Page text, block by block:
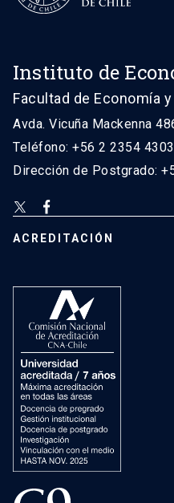
Instituto de
Facultad de Economía
Avda. Vicuña Mackenna
Teléfono: +56 2 2354 4303
Dirección de Postgrado:
ACREDITACIÓN